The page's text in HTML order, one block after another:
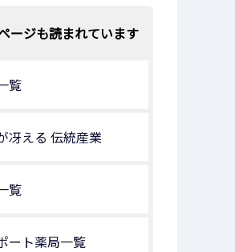
ージも読まれています
覧
冴える 伝統産業
覧
ート薬局一覧